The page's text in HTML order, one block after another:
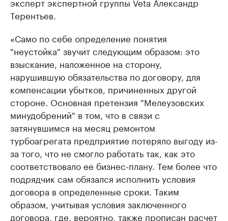
Терентьев.
«Само по себе определение понятия
"неустойка" звучит следующим образом: это
взыскание, наложенное на сторону,
нарушившую обязательства по договору, для
компенсации убытков, причиненных другой
стороне. Основная претензия "Мелеузовских
минудобрений" в том, что в связи с
затянувшимся на месяц ремонтом
турбоагрегата предприятие потеряло выгоду из-
за того, что не смогло работать так, как это
соответствовало ее бизнес-плану. Тем более что
подрядчик сам обязался исполнить условия
договора в определенные сроки. Таким
образом, учитывая условия заключенного
договора, где, вероятно, также прописан расчет